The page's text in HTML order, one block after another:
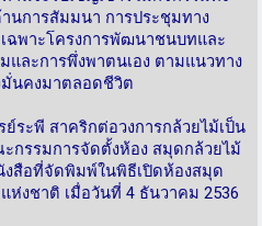
นการสัมมนา การประชุมทาง
ฉพาะโครงการพัฒนาชนบทและ
ละการพึ่งพาตนเอง ตามแนวทาง
นคงมาตลอดชีวิต
พี สาคริกต่อวงการกล้วยไม้เป็น
รรมการจัดตั้งห้อง สมุดกล้วยไม้
งสือที่จัดพิมพ์ในพิธีเปิดห้องสมุด
งชาติ เมื่อวันที่ 4 ธันวาคม 2536